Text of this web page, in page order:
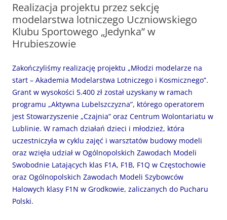
Realizacja projektu przez sekcję
modelarstwa lotniczego Uczniowskiego
Klubu Sportowego „Jedynka” w
Hrubieszowie
Zakończyliśmy realizację projektu „Młodzi modelarze na
start – Akademia Modelarstwa Lotniczego i Kosmicznego”.
Grant w wysokości 5.400 zł został uzyskany w ramach
programu „Aktywna Lubelszczyzna”, którego operatorem
jest Stowarzyszenie „Czajnia” oraz Centrum Wolontariatu w
Lublinie. W ramach działań dzieci i młodzież, która
uczestniczyła w cyklu zajęć i warsztatów budowy modeli
oraz wzięła udział w Ogólnopolskich Zawodach Modeli
Swobodnie Latających klas F1A, F1B, F1Q w Częstochowie
oraz Ogólnopolskich Zawodach Modeli Szybowców
Halowych klasy F1N w Grodkowie, zaliczanych do Pucharu
Polski.